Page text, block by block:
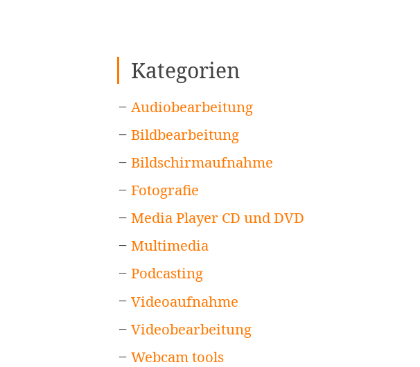
Kategorien
Audiobearbeitung
Bildbearbeitung
Bildschirmaufnahme
Fotografie
Media Player CD und DVD
Multimedia
Podcasting
Videoaufnahme
Videobearbeitung
Webcam tools